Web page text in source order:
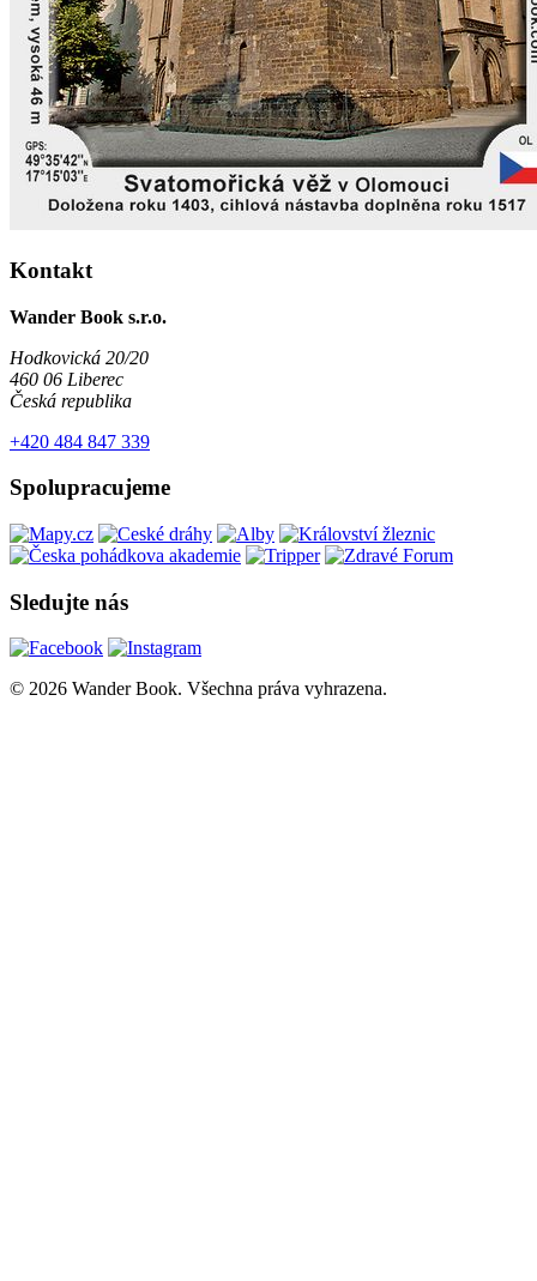
Kontakt
Wander Book s.r.o.
Hodkovická 20/20
460 06 Liberec
Česká republika
+420 484 847 339
Spolupracujeme
Sledujte nás
© 2026 Wander Book. Všechna práva vyhrazena.